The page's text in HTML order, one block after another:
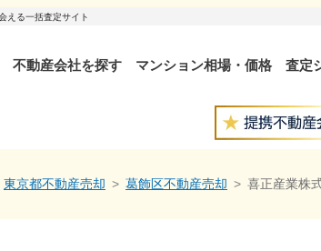
える一括査定サイト
不動産会社を探す マンション相場・価格 査定
東京都不動産売却 葛飾区不動産売却 喜正産業株